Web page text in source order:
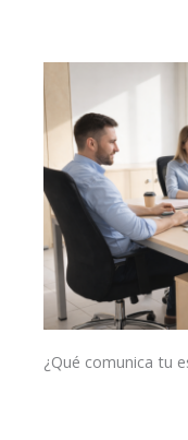
¿Qué comunica tu